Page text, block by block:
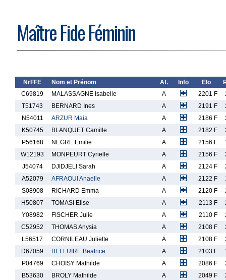
Maître Fide Féminin
NrFFE Nom et Prénom Af. Info Elo
C69819
MALASSAGNE Isabelle A 2201 F
T51743
BERNARD Ines A 2191 F
N54011
ARZUR Maia A 2186 F
K50745
BLANQUET Camille A 2182 F
P56168
NEGRE Emilie A 2156 F
W12193
MONPEURT Cyrielle A 2156 F
J54074
DJIDJELI Sarah A 2124 F
A52079
AFRAOUI Anaelle A 2122 F
S08908
RICHARD Emma A 2120 F
H50807
TOMASI Elise A 2113 F
Y08982
FISCHER Julie A 2110 F
C52952
THOMAS Anysia A 2108 F
L56517
CORNILEAU Juliette A 2108 F
D67059
BELLUIRE Beatrice A 2103 F
P04769
CHOISY Mathilde A 2086 F
B53630
BROLY Mathilde A 2049 F